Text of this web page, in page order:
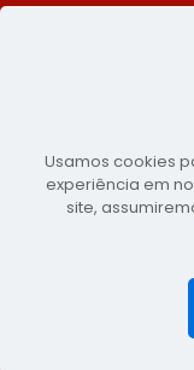
Centro, São
E-MAIL:
Copyright 2021-
Usamos cookies
experiência em
site,